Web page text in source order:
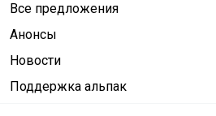
Все предложения
Анонсы
Новости
Поддержка альпак